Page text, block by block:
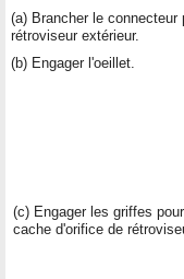
(a) Brancher le connecteur
rétroviseur extérieur.
(b) Engager l'oeillet.
(c) Engager les griffes
cache d'orifice de